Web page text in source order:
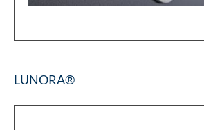
LUNORA®